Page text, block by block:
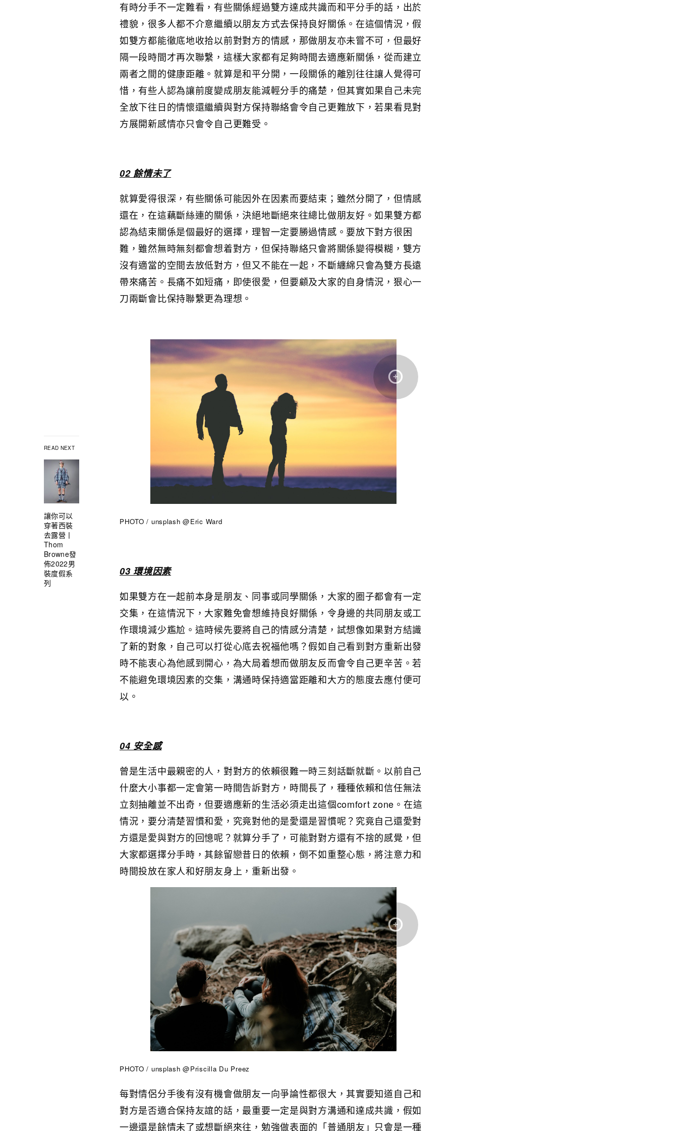
READ NEXT
讓你可以
穿著西裝
去露營丨
Thom
Browne發
佈2022男
裝度假系
列
有時分手不一定難看，有些關係經過雙方達成共識而和平分手的話，出於
禮貌，很多人都不介意繼續以朋友方式去保持良好關係。在這個情況，假
如雙方都能徹底地收拾以前對對方的情感，那做朋友亦未嘗不可，但最好
隔一段時間才再次聯繫，這樣大家都有足夠時間去適應新關係，從而建立
兩者之間的健康距離。就算是和平分開，一段關係的離別往往讓人覺得可
惜，有些人認為讓前度變成朋友能減輕分手的痛楚，但其實如果自己未完
全放下往日的情懷還繼續與對方保持聯絡會令自己更難放下，若果看見對
方展開新感情亦只會令自己更難受。
02 餘情未了
就算愛得很深，有些關係可能因外在因素而要結束；雖然分開了，但情感
還在，在這藕斷絲連的關係，決絕地斷絕來往總比做朋友好。如果雙方都
認為結束關係是個最好的選擇，理智一定要勝過情感。要放下對方很困
難，雖然無時無刻都會想着對方，但保持聯絡只會將關係變得模糊，雙方
沒有適當的空間去放低對方，但又不能在一起，不斷纏綿只會為雙方長遠
帶來痛苦。長痛不如短痛，即使很愛，但要顧及大家的自身情況，狠心一
刀兩斷會比保持聯繫更為理想。
PHOTO / unsplash @Eric Ward
03 環境因素
如果雙方在一起前本身是朋友、同事或同學關係，大家的圈子都會有一定
交集，在這情況下，大家難免會想維持良好關係，令身邊的共同朋友或工
作環境減少尷尬。這時候先要將自己的情感分清楚，試想像如果對方結識
了新的對象，自己可以打從心底去祝福他嗎？假如自己看到對方重新出發
時不能衷心為他感到開心，為大局着想而做朋友反而會令自己更辛苦。若
不能避免環境因素的交集，溝通時保持適當距離和大方的態度去應付便可
以。
04 安全感
曾是生活中最親密的人，對對方的依賴很難一時三刻話斷就斷。以前自己
什麼大小事都一定會第一時間告訴對方，時間長了，種種依賴和信任無法
立刻抽離並不出奇，但要適應新的生活必須走出這個comfort zone。在這
情況，要分清楚習慣和愛，究竟對他的是愛還是習慣呢？究竟自己還愛對
方還是愛與對方的回憶呢？就算分手了，可能對對方還有不捨的感覺，但
大家都選擇分手時，其餘留戀昔日的依賴，倒不如重整心態，將注意力和
時間投放在家人和好朋友身上，重新出發。
PHOTO / unsplash @Priscilla Du Preez
每對情侶分手後有沒有機會做朋友一向爭論性都很大，其實要知道自己和
對方是否適合保持友誼的話，最重要一定是與對方溝通和達成共識，假如
一邊還是餘情未了或想斷絕來往，勉強做表面的「普通朋友」只會是一種